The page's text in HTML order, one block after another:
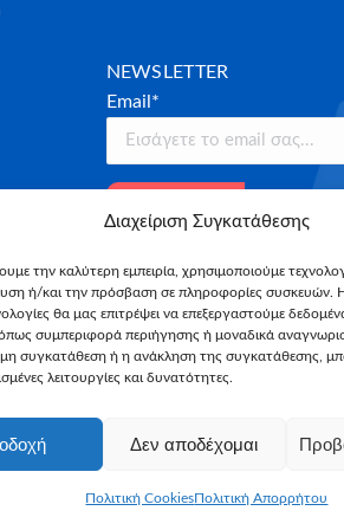
Διαχείριση Συγκατάθεσης
την καλύτερη εμπειρία, χρησιμοποιούμε
ή/και την πρόσβαση σε πληροφορίες συσκευών.
θα μας επιτρέψει να επεξεργαστούμε
συμπεριφορά περιήγησης ή μοναδικά
συγκατάθεση ή η ανάκληση της συγκατάθεσης,
λειτουργίες και δυνατότητες.
Δεν αποδέχομαι
Πολιτική CookiesΠολιτική Απορρήτου
NEWSLETTER
Email*